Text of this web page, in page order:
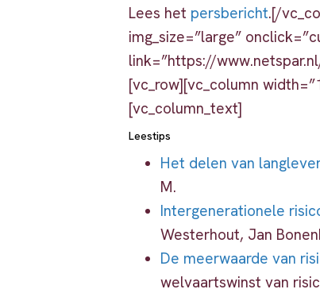
Lees het persbericht.[/
img_size=”large”
link=”https://
[vc_row][vc_column
[vc_column_text]
Leestips
Het delen van
M.
Intergenerationele
Westerhout, Jan
De meerwaarde van
welvaartswinst van